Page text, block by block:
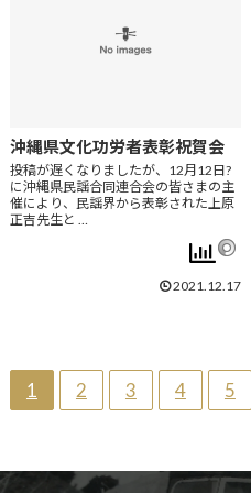
沖縄県文化功労者表彰祝賀会
投稿が遅くなりましたが、12月12日?
に沖縄県民謡合同連合会の皆さまの主
催により、民謡界から表彰された上原
正吉先生と …
2021.12.17
1 2 3 4 5